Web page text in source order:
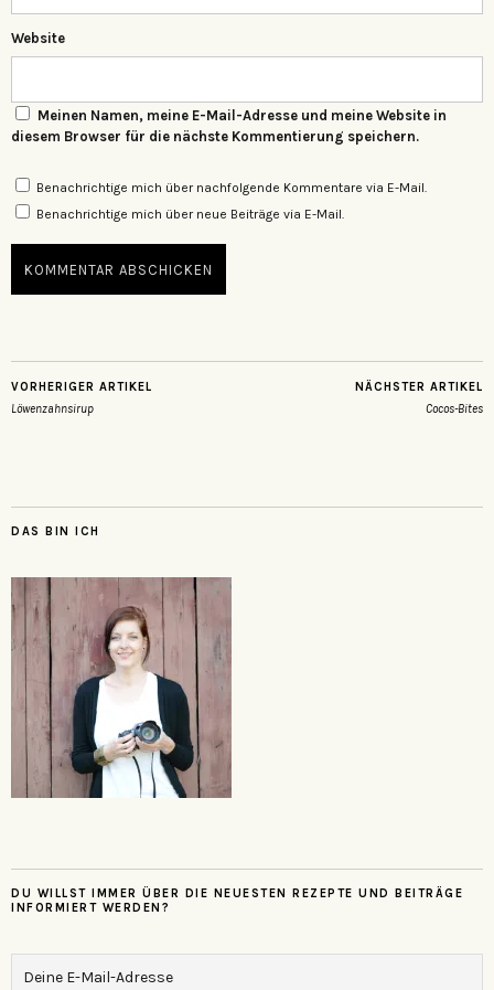
Website
Meinen Namen, meine E-Mail-Adresse und meine Website in
diesem Browser für die nächste Kommentierung speichern.
Benachrichtige mich über nachfolgende Kommentare via E-Mail.
Benachrichtige mich über neue Beiträge via E-Mail.
VORHERIGER ARTIKEL
Löwenzahnsirup
NÄCHSTER ARTIKEL
Cocos-Bites
DAS BIN ICH
DU WILLST IMMER ÜBER DIE NEUESTEN REZEPTE UND BEITRÄGE
INFORMIERT WERDEN?